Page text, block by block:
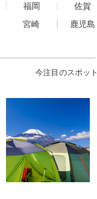
福岡
佐賀
宮崎
鹿児島
今注目のスポッ